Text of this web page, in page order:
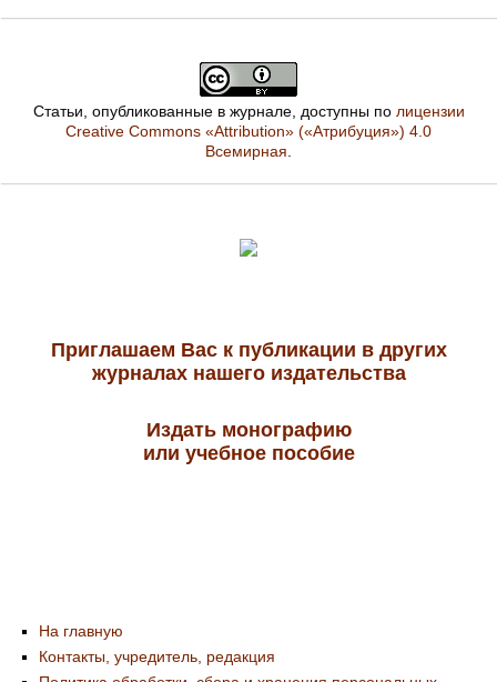
Статьи, опубликованные в журнале, доступны по лицензии
Creative Commons «Attribution» («Атрибуция») 4.0
Всемирная
Приглашаем Вас к публикации в других
журналах нашего издательства
Издать монографию
или учебное пособие
На главную
Контакты, учредитель, редакция